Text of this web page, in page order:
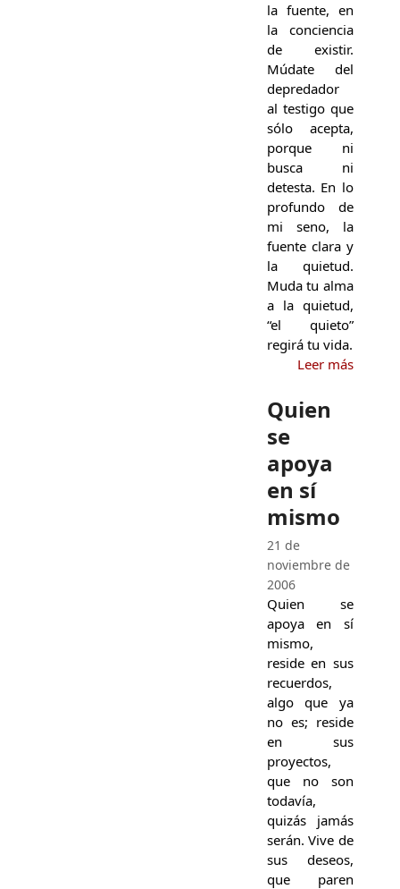
la fuente, en
la conciencia
de existir.
Múdate del
depredador
al testigo que
sólo acepta,
porque ni
busca ni
detesta. En lo
profundo de
mi seno, la
fuente clara y
la quietud.
Muda tu alma
a la quietud,
“el quieto”
regirá tu vida.
Leer más
Quien
se
apoya
en sí
mismo
21 de
noviembre de
2006
Quien se
apoya en sí
mismo,
reside en sus
recuerdos,
algo que ya
no es; reside
en sus
proyectos,
que no son
todavía,
quizás jamás
serán. Vive de
sus deseos,
que paren